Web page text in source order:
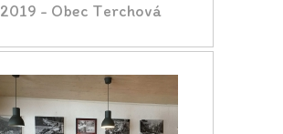
2019 - Obec Terchová